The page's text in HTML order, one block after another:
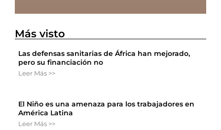
Más visto
Las defensas sanitarias de África han mejorado,
pero su financiación no
Leer Más >>
El Niño es una amenaza para los trabajadores en
América Latina
Leer Más >>